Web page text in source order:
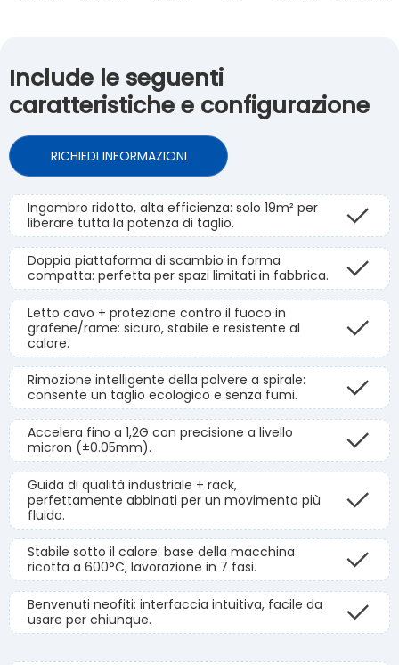
Include le seguenti
caratteristiche e configurazione
RICHIEDI INFORMAZIONI
Ingombro ridotto, alta efficienza: solo 19m² per
liberare tutta la potenza di taglio.
Doppia piattaforma di scambio in forma
compatta: perfetta per spazi limitati in fabbrica.
Letto cavo + protezione contro il fuoco in
grafene/rame: sicuro, stabile e resistente al
calore.
Rimozione intelligente della polvere a spirale:
consente un taglio ecologico e senza fumi.
Accelera fino a 1,2G con precisione a livello
micron (±0.05mm).
Guida di qualità industriale + rack,
perfettamente abbinati per un movimento più
fluido.
Stabile sotto il calore: base della macchina
ricotta a 600°C, lavorazione in 7 fasi.
Benvenuti neofiti: interfaccia intuitiva, facile da
usare per chiunque.